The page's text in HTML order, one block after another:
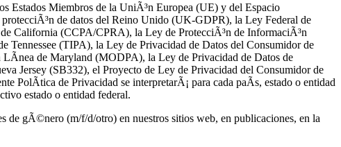
Estados Miembros de la UniÃ³n Europea (UE) y del Espacio
de datos del Reino Unido (UK-GDPR), la Ley Federal de
California (CCPA/CPRA), la Ley de ProtecciÃ³n de InformaciÃ³n
Tennessee (TIPA), la Ley de Privacidad de Datos del Consumidor de
de Maryland (MODPA), la Ley de Privacidad de Datos de
Jersey (SB332), el Proyecto de Ley de Privacidad del Consumidor de
PolÃ­tica de Privacidad se interpretarÃ¡ para cada paÃ­s, estado o entidad
estado o entidad federal.
de gÃ©nero (m/f/d/otro) en nuestros sitios web, en publicaciones, en la